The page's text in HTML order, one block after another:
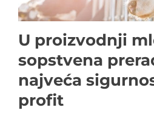
U proizvodnji
sopstvena
najveća
profit